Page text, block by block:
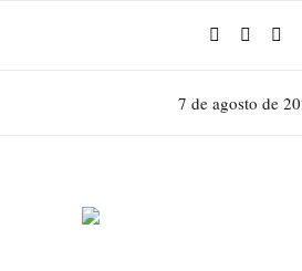
7 de agosto de